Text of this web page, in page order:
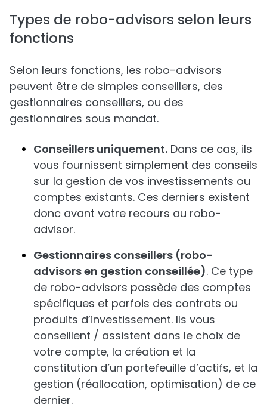
Types de robo-advisors selon leurs
fonctions
Selon leurs fonctions, les robo-advisors
peuvent être de simples conseillers, des
gestionnaires conseillers, ou des
gestionnaires sous mandat.
Conseillers uniquement. Dans ce cas, ils
vous fournissent simplement des conseils
sur la gestion de vos investissements ou
comptes existants. Ces derniers existent
donc avant votre recours au robo-
advisor.
Gestionnaires conseillers (robo-
advisors en gestion conseillée). Ce type
de robo-advisors possède des comptes
spécifiques et parfois des contrats ou
produits d’investissement. Ils vous
conseillent / assistent dans le choix de
votre compte, la création et la
constitution d’un portefeuille d’actifs, et la
gestion (réallocation, optimisation) de ce
dernier.